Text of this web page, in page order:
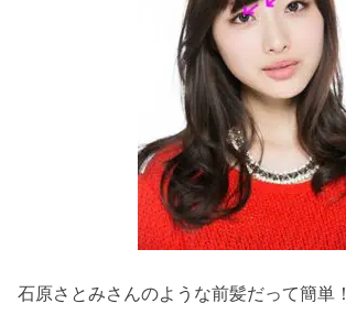
石原さとみさんのような前髪だって簡単！